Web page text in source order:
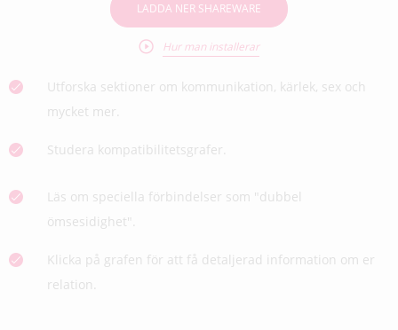
LADDA NER SHAREWARE
Hur man installerar
Utforska sektioner om kommunikation, kärlek, sex och
mycket mer.
Studera kompatibilitetsgrafer.
Läs om speciella förbindelser som "dubbel
ömsesidighet".
Klicka på grafen för att få detaljerad information om er
relation.